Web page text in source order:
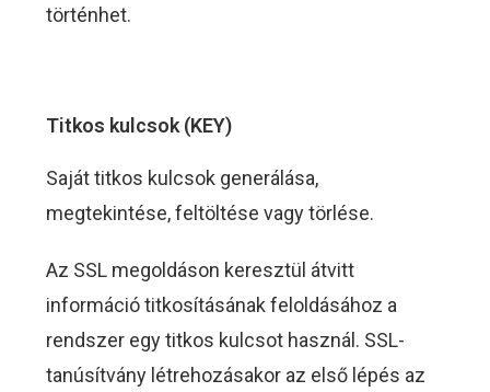
történhet.
Titkos kulcsok (KEY)
Saját titkos kulcsok generálása,
megtekintése, feltöltése vagy törlése.
Az SSL megoldáson keresztül átvitt
információ titkosításának feloldásához a
rendszer egy titkos kulcsot használ. SSL-
tanúsítvány létrehozásakor az első lépés az